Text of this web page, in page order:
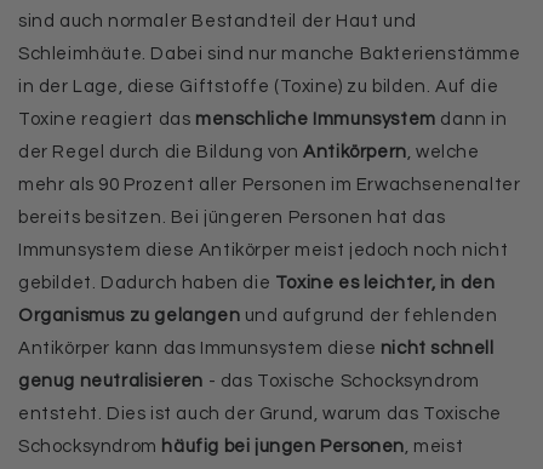
sind auch normaler Bestandteil der Haut und
Schleimhäute. Dabei sind nur manche Bakterienstämme
in der Lage, diese Giftstoffe (Toxine) zu bilden. Auf die
Toxine reagiert das menschliche Immunsystem dann in
der Regel durch die Bildung vonAntikörpern, welche
mehr als 90 Prozent aller Personen im Erwachsenenalter
bereits besitzen. Bei jüngeren Personen hat das
Immunsystem diese Antikörper meist jedoch noch nicht
gebildet. Dadurch haben die Toxine es leichter, in den
Organismus zu gelangen und aufgrund der fehlenden
Antikörper kann das Immunsystem diese nicht schnell
genug neutralisieren - das Toxische Schocksyndrom
entsteht. Dies ist auch der Grund, warum das Toxische
Schocksyndrom häufig bei jungen Personen, meist